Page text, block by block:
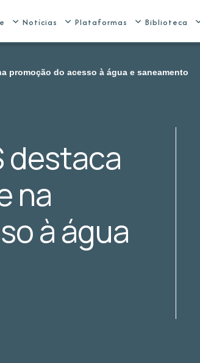
Notícias Plataformas Biblioteca
promoção do acesso à água e saneamento
destaca
na
à água